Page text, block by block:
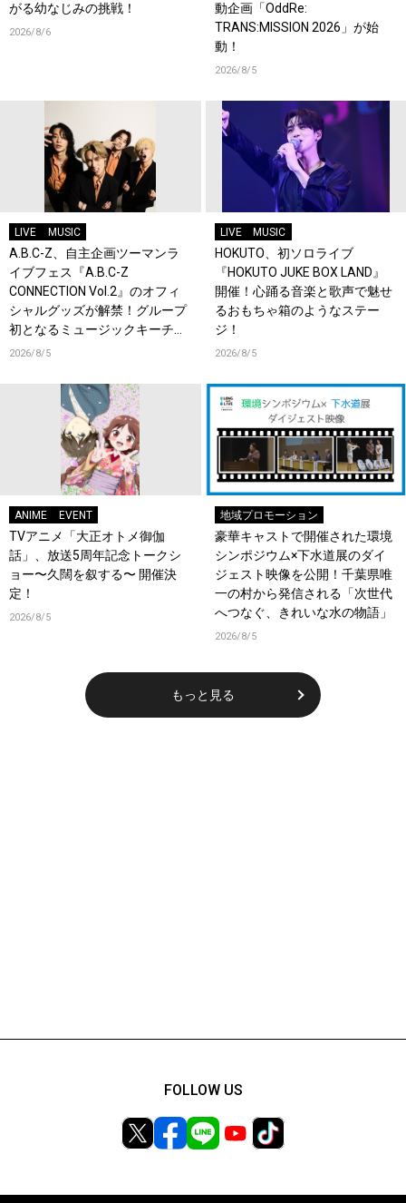
がる幼なじみの挑戦！
2026/8/6
動企画「OddRe:
TRANS:MISSION 2026」が始
動！
2026/8/5
LIVE MUSIC
A.B.C-Z、自主企画ツーマンラ
イブフェス『A.B.C-Z
CONNECTION Vol.2』のオフィ
シャルグッズが解禁！グループ
初となるミュージックキーチェ
ーンが登場！
2026/8/5
LIVE MUSIC
HOKUTO、初ソロライブ
『HOKUTO JUKE BOX LAND』
開催！心踊る音楽と歌声で魅せ
るおもちゃ箱のようなステー
ジ！
2026/8/5
ANIME EVENT
TVアニメ「大正オトメ御伽
話」、放送5周年記念トークシ
ョー〜久闊を叙する〜 開催決
定！
2026/8/5
地域プロモーション
豪華キャストで開催された環境
シンポジウム×下水道展のダイ
ジェスト映像を公開！千葉県唯
一の村から発信される「次世代
へつなぐ、きれいな水の物語」
2026/8/5
もっと見る
FOLLOW US